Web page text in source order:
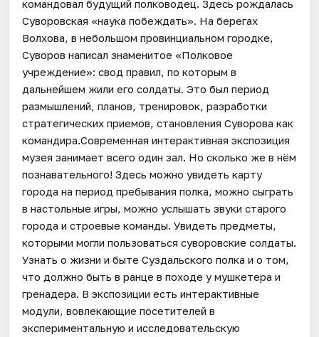
командовал будущий полководец. Здесь рождалась
Суворовская «наука побеждать». На берегах
Волхова, в небольшом провинциальном городке,
Суворов написал знаменитое «Полковое
учреждение»: свод правил, по которым в
дальнейшем жили его солдаты. Это был период
размышлений, планов, тренировок, разработки
стратегических приемов, становления Суворова как
командира.Современная интерактивная экспозиция
музея занимает всего один зал. Но сколько же в нём
познавательного! Здесь можно увидеть карту
города на период пребывания полка, можно сыграть
в настольные игры, можно услышать звуки старого
города и строевые команды. Увидеть предметы,
которыми могли пользоваться суворовские солдаты.
Узнать о жизни и быте Суздальского полка и о том,
что должно быть в ранце в походе у мушкетера и
гренадера. В экспозиции есть интерактивные
модули, вовлекающие посетителей в
экспериментальную и исследовательскую